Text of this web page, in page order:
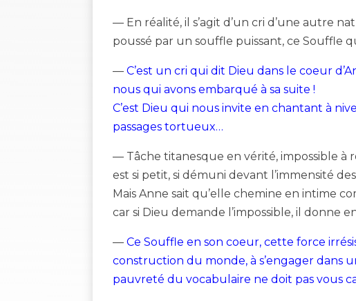
— En réalité, il s’agit d’un cri d’une autre
poussé par un souffle puissant, ce Souffle
—C’est un cri qui dit Dieu dans le coeur
nous qui avons embarqué à sa suite !
C’est Dieu qui nous invite en chantant à
passages tortueux…
— Tâche titanesque en vérité, impossible à
est si petit, si démuni devant l’immensité
Mais Anne sait qu’elle chemine en intime
car si Dieu demande l’impossible, il donne
—Ce Souffle en son coeur, cette force
construction du monde, à s’engager dans
pauvreté du vocabulaire ne doit pas vous